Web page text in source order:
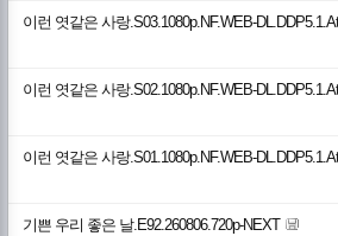
이런 엿같은 사랑.S03.1080p.NF.WEB-
이런 엿같은 사랑.S02.1080p.NF.WEB-
이런 엿같은 사랑.S01.1080p.NF.WEB-
기쁜 우리 좋은 날.E92.260806.720p-NEXT